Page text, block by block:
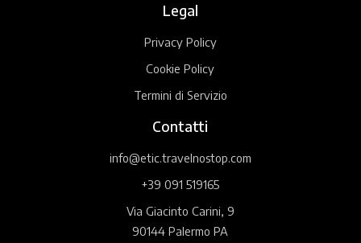
Legal
Privacy Policy
Cookie Policy
Termini di Servizio
Contatti
info@etic.travelnostop.com
+39 091 519165
Via Giacinto Carini, 9
90144 Palermo PA